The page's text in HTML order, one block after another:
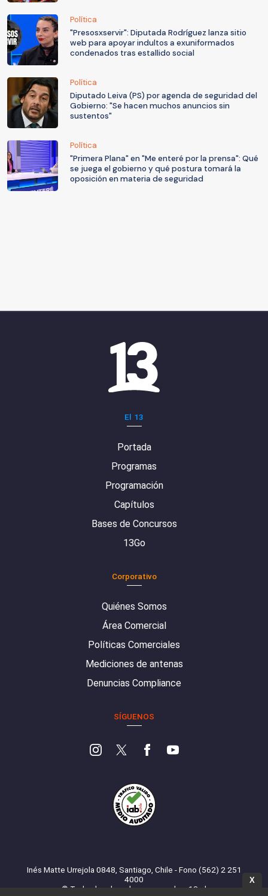
Política
"Presosxservir": Diputada Rodríguez lanza sitio
web para apoyar indultos a exuniformados
condenados tras estallido social
Política
Diputado Leiva (PS) por agenda de seguridad del
Gobierno: "Se hacen muchos anuncios sin
sustentos"
Política
"Primera Plana" en "Me enteré por la prensa": Qué
se juega el gobierno y qué postura tomará la
oposición en materia de seguridad
El 13
Portada
Programas
Programación
Capítulos
Bases de Concursos
13Go
Corporativo
Quiénes Somos
Área Comercial
Políticas Comerciales
Mediciones de antenas
Denuncias Compliance
SÍGUENOS
Inés Matte Urrejola 0848, Santiago, Chile - Fono (562) 2 251
4000
© Todos los derechos reservados. 13.cl
X